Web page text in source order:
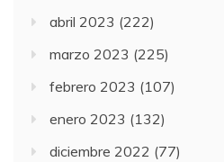
abril 2023 (222)
marzo 2023 (225)
febrero 2023 (107)
enero 2023 (132)
diciembre 2022 (77)